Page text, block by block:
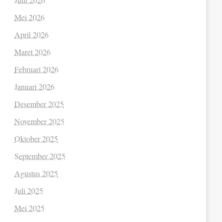
Mei 2026
April 2026
Maret 2026
Februari 2026
Januari 2026
Desember 2025
November 2025
Oktober 2025
September 2025
Agustus 2025
Juli 2025
Mei 2025